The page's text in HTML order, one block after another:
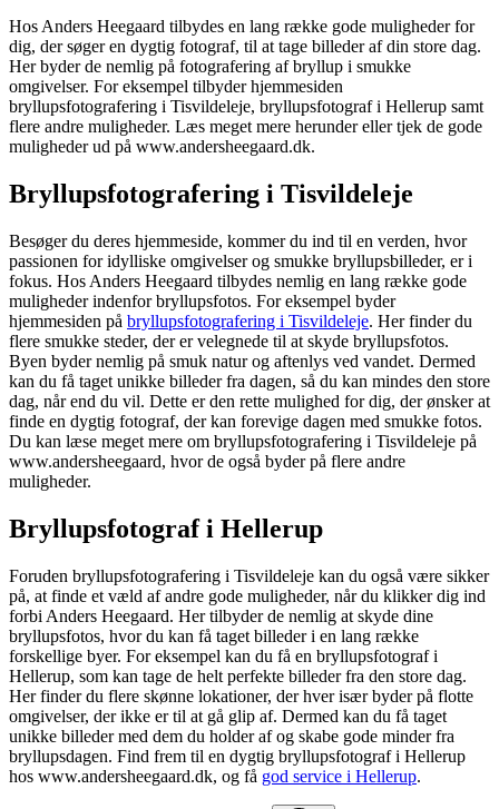
Hos Anders Heegaard tilbydes en lang række gode muligheder for
dig, der søger en dygtig fotograf, til at tage billeder af din store dag.
Her byder de nemlig på fotografering af bryllup i smukke
omgivelser. For eksempel tilbyder hjemmesiden
bryllupsfotografering i Tisvildeleje, bryllupsfotograf i Hellerup samt
flere andre muligheder. Læs meget mere herunder eller tjek de gode
muligheder ud på www.andersheegaard.dk.
Bryllupsfotografering i Tisvildeleje
Besøger du deres hjemmeside, kommer du ind til en verden, hvor
passionen for idylliske omgivelser og smukke bryllupsbilleder, er i
fokus. Hos Anders Heegaard tilbydes nemlig en lang række gode
muligheder indenfor bryllupsfotos. For eksempel byder
hjemmesiden på bryllupsfotografering i Tisvildeleje. Her finder du
flere smukke steder, der er velegnede til at skyde bryllupsfotos.
Byen byder nemlig på smuk natur og aftenlys ved vandet. Dermed
kan du få taget unikke billeder fra dagen, så du kan mindes den store
dag, når end du vil. Dette er den rette mulighed for dig, der ønsker at
finde en dygtig fotograf, der kan forevige dagen med smukke fotos.
Du kan læse meget mere om bryllupsfotografering i Tisvildeleje på
www.andersheegaard, hvor de også byder på flere andre
muligheder.
Bryllupsfotograf i Hellerup
Foruden bryllupsfotografering i Tisvildeleje kan du også være sikker
på, at finde et væld af andre gode muligheder, når du klikker dig ind
forbi Anders Heegaard. Her tilbyder de nemlig at skyde dine
bryllupsfotos, hvor du kan få taget billeder i en lang række
forskellige byer. For eksempel kan du få en bryllupsfotograf i
Hellerup, som kan tage de helt perfekte billeder fra den store dag.
Her finder du flere skønne lokationer, der hver især byder på flotte
omgivelser, der ikke er til at gå glip af. Dermed kan du få taget
unikke billeder med dem du holder af og skabe gode minder fra
bryllupsdagen. Find frem til en dygtig bryllupsfotograf i Hellerup
hos www.andersheegaard.dk, og få god service i Hellerup.